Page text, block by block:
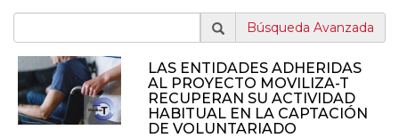
Búsqueda Avanzada
LAS ENTIDADES ADHERIDAS
AL PROYECTO MOVILIZA-T
RECUPERAN SU ACTIVIDAD
HABITUAL EN LA CAPTACIÓN
DE VOLUNTARIADO